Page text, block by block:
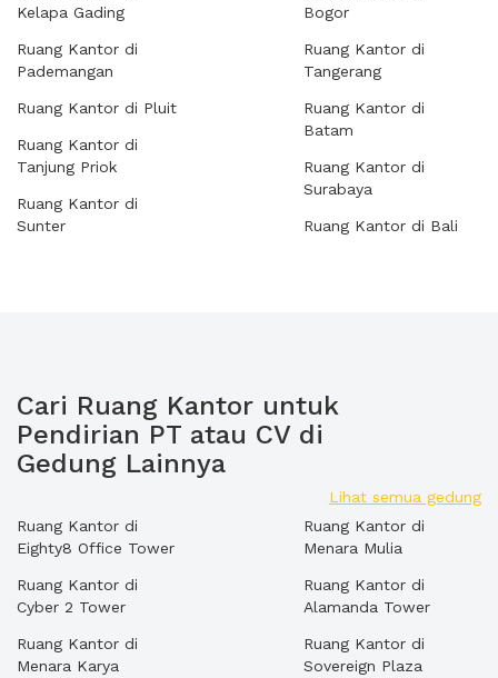
Kelapa Gading
Ruang Kantor di
Pademangan
Ruang Kantor di Pluit
Ruang Kantor di
Tanjung Priok
Ruang Kantor di
Sunter
Bogor
Ruang Kantor di
Tangerang
Ruang Kantor di
Batam
Ruang Kantor di
Surabaya
Ruang Kantor di Bali
Cari Ruang Kantor untuk
Pendirian PT atau CV di
Gedung Lainnya
Lihat semua gedung
Ruang Kantor di
Eighty8 Office Tower
Ruang Kantor di
Cyber 2 Tower
Ruang Kantor di
Menara Karya
Ruang Kantor di
Menara Mulia
Ruang Kantor di
Alamanda Tower
Ruang Kantor di
Sovereign Plaza